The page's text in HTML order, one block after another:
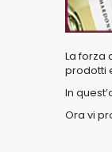
La forza
prodotti
In
Ora vi